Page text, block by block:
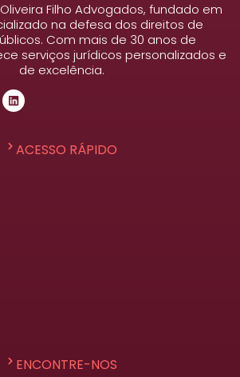
Filho Advogados, fundado em
na defesa dos direitos de
Com mais de 30 anos de
serviços jurídicos personalizados e
de excelência.
ACESSO RÁPIDO
ENCONTRE-NOS